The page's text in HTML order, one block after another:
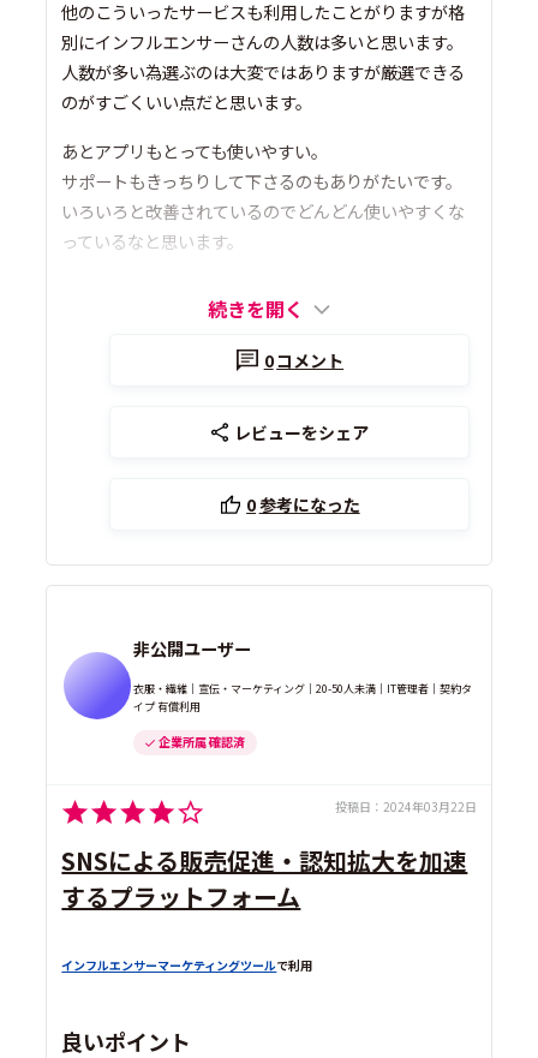
他のこういったサービスも利用したことがりますが格
別にインフルエンサーさんの人数は多いと思います。
人数が多い為選ぶのは大変ではありますが厳選できる
のがすごくいい点だと思います。
あとアプリもとっても使いやすい。
サポートもきっちりして下さるのもありがたいです。
いろいろと改善されているのでどんどん使いやすくな
っているなと思います。
続きを開く
0コメント
レビューをシェア
0参考になった
非公開ユーザー
衣服・繊維｜宣伝・マーケティング｜20-50人未満｜IT管理者｜契約タ
イプ 有償利用
企業所属 確認済
投稿日： 2024年03月22日
SNSによる販売促進・認知拡大を加速
するプラットフォーム
インフルエンサーマーケティングツールで利用
良いポイント